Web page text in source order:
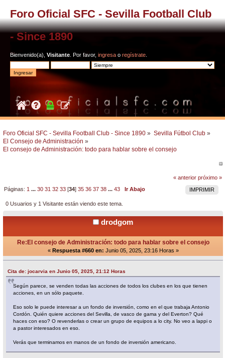
Foro Oficial SFC - Sevilla Football Club
- Since 1890
Bienvenido(a), Visitante . Por favor, ingresa o regístrate
Foro Oficial SFC - Sevilla Football Club - Since 1890 » Sevilla Fútbol Club »
El Consejo de Administración »
El consejo de Administración: todo para hablar sobre el consejo
« anterior próximo »
IMPRIMIR
Páginas: 1 ...30 31 32 33 [34]35 36 37 38 ...43 Ir Abajo
0 Usuarios y 1 Visitante están viendo este tema.
drodgom
Re:El consejo de Administración: todo para hablar sobre el consejo
« Respuesta #660 en: Junio 05, 2025, 23:16 Horas »
Cita de: jocarvia en Junio 05, 2025, 21:12 Horas
Según parece, se venden todas las acciones de todos los clubes en los que tienen
acciones, en un sólo paquete.
Eso solo le puede interesar a un fondo de inversión, como en el que trabaja Antonio
Cordón. Quién quiere acciones del Sevilla, de vasco de gama y del Everton? Qué
haces con eso? O revenderlas o crear un grupo de equipos a lo city. No veo a lappi o
a pastor interesados en eso.
Verás que terminamos en manos de un fondo de inversión americano.